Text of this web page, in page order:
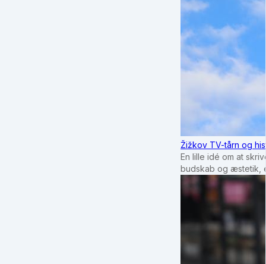
Žižkov TV-tårn og
En lille idé om at
budskab og æstetik,